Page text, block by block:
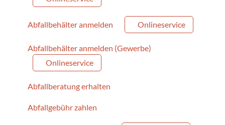
Abfallbehälter anmelden Onlineservice
Abfallbehälter anmelden (Gewerbe)
Onlineservice
Abfallberatung erhalten
Abfallgebühr zahlen